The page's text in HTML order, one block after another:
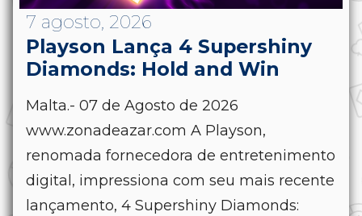
7 agosto, 2026
Playson Lança 4 Supershiny
Diamonds: Hold and Win
Malta.- 07 de Agosto de 2026
www.zonadeazar.com A Playson,
renomada fornecedora de entretenimento
digital, impressiona com seu mais recente
lançamento, 4 Supershiny Diamonds: